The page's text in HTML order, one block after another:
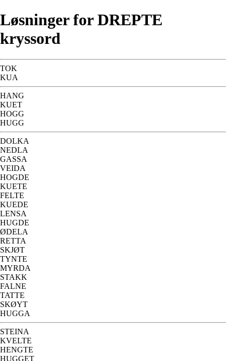
Løsninger for DREPTE
kryssord
TOK
KUA
HANG
KUET
HOGG
HUGG
DOLKA
NEDLA
GASSA
VEIDA
HOGDE
KUETE
FELTE
KUEDE
LENSA
HUGDE
ØDELA
RETTA
SKJØT
TYNTE
MYRDA
STAKK
FALNE
TATTE
SKØYT
HUGGA
STEINA
KVELTE
HENGTE
HUGGET